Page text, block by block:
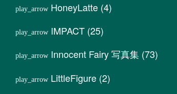
HoneyLatte (4)
IMPACT (25)
Innocent Fairy 写真集 (73)
LittleFigure (2)